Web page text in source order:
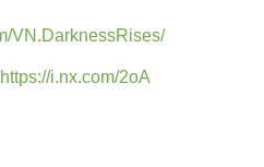
VN.DarknessRises/
https://i.nx.com/2oA